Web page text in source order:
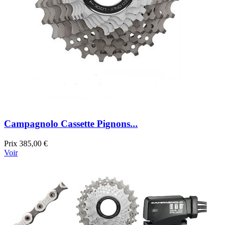
Campagnolo Cassette Pignons...
Prix 385,00 €
Voir